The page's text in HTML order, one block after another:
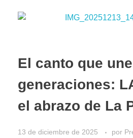
El canto que une
generaciones:
el abrazo de La
13 de diciembre de 2025 por